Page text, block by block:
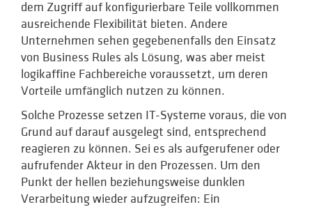
dem Zugriff auf konfigurierbare Teile vollkommen
ausreichende Flexibilität bieten. Andere
Unternehmen sehen gegebenenfalls den Einsatz
von Business Rules als Lösung, was aber meist
logikaffine Fachbereiche voraussetzt, um deren
Vorteile umfänglich nutzen zu können.
Solche Prozesse setzen IT-Systeme voraus, die von
Grund auf darauf ausgelegt sind, entsprechend
reagieren zu können. Sei es als aufgerufener oder
aufrufender Akteur in den Prozessen. Um den
Punkt der hellen beziehungsweise dunklen
Verarbeitung wieder aufzugreifen: Ein